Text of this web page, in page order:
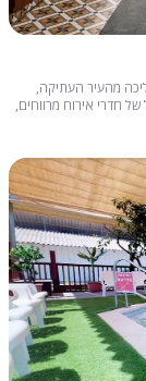
מהעיר העתיקה,
חדרי אירוח מרווחים,